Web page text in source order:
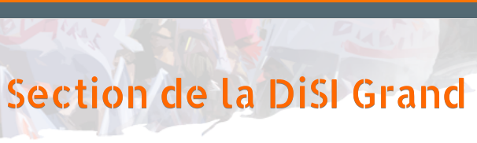
Section de la DiSI